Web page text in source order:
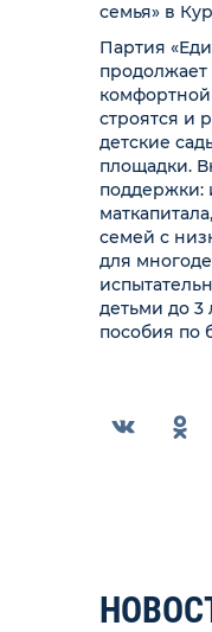
семья» в
Партия
продолжает
строятся и
детские
площадки.
поддержки:
семей с
для
детьми до 3
пособия по